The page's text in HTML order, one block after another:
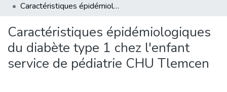
Statistics
Caractéristiques épidémiologiques du diabète type 1 chez l'enfant service de pédiatrie CHU Tlemcen
Caractéristiques épidémiologiques
du diabète type 1 chez l'enfant
service de pédiatrie CHU Tlemcen